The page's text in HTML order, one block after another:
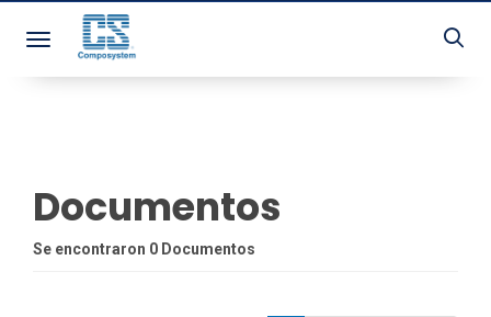
Toggle navigation
Documentos
Se encontraron 0 Documentos